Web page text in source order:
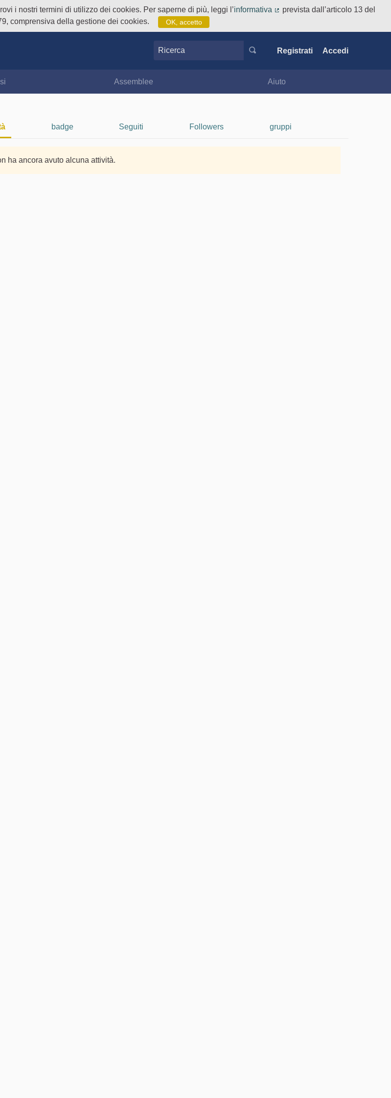
i nostri termini di utilizzo dei cookies. Per saperne di più, leggi l’informativa
prevista dall’articolo 13 del
comprensiva della gestione dei cookies.
OK, accetto
Ricerca Registrati Accedi
Assemblee Aiuto
badge Seguiti Followers gruppi
ha ancora avuto alcuna attività.